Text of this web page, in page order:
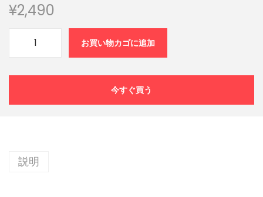
¥2,490
お買い物カゴに追加
今すぐ買う
説明